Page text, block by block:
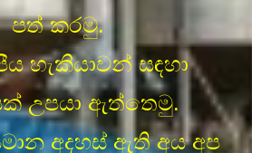
පත් කරමු.
හැකියාවන් සඳහා
උපයා ඇත්තෙමු.
අදහස් ඇති අය අප